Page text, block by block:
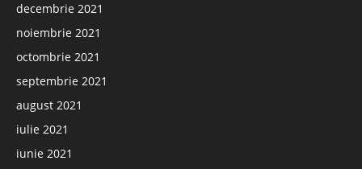
decembrie 2021
noiembrie 2021
octombrie 2021
septembrie 2021
august 2021
iulie 2021
iunie 2021